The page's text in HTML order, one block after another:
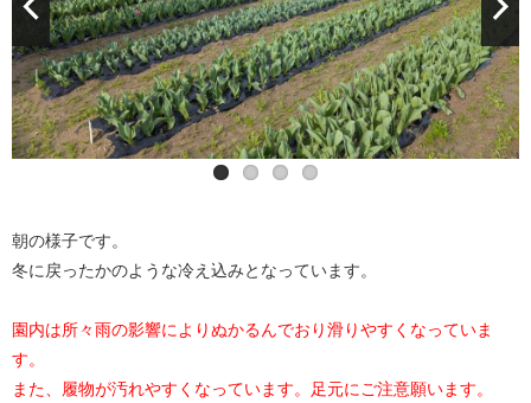
朝の様子です。
冬に戻ったかのような冷え込みとなっています。
園内は所々雨の影響によりぬかるんでおり滑りやすくなっていま
す。
また、履物が汚れやすくなっています。足元にご注意願います。